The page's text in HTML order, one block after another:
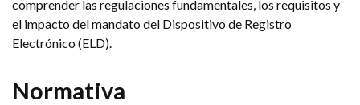
comprender las regulaciones fundamentales, los requisitos y
el impacto del mandato del Dispositivo de Registro
Electrónico (ELD).
Normativa